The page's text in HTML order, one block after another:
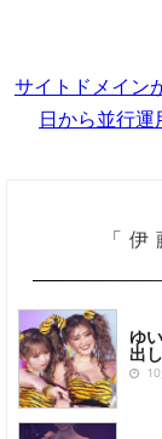
サイトドメイン
日から並行運
「
ゆ
出